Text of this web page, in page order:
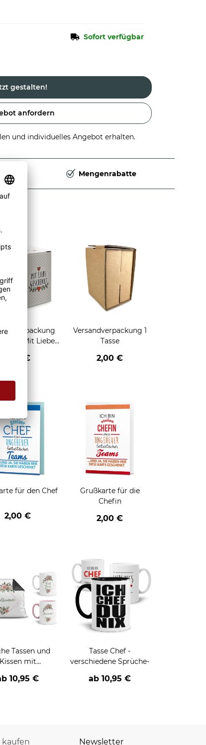
Sofort verfügbar
gestalten!
anfordern
und individuelles Angebot erhalten.
Mengenrabatte
- Mit Liebe
2,95 €
Versandverpackung 1
Tasse
2,00 €
für den Chef
2,00 €
Grußkarte für die
Chefin
2,00 €
Tassen und
Kissen mit
10,95 €
Tasse Chef -
verschiedene Sprüche-
ab10,95 €
kaufen Newsletter